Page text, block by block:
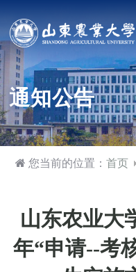
通知公告
您当前的位置： 首页
山东农业大
年“申请--考